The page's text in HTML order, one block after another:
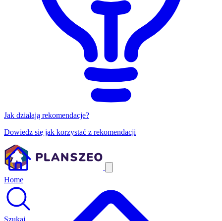
Jak działają rekomendacje?
Dowiedz się jak korzystać z rekomendacji
Home
Szukaj